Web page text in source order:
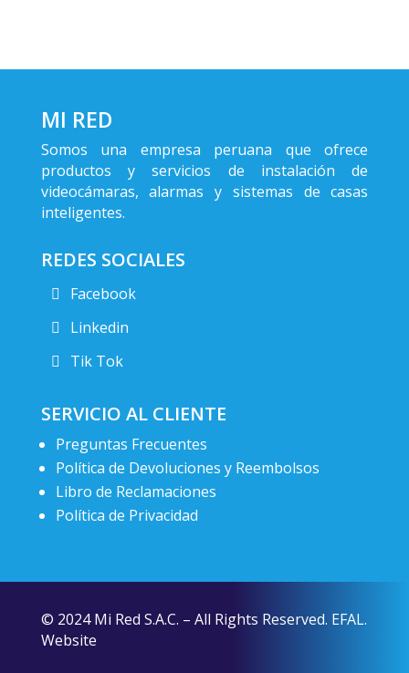
MI RED
Somos una empresa peruana que ofrece
productos y servicios de instalación de
videocámaras, alarmas y sistemas de casas
inteligentes.
REDES SOCIALES
Facebook
Linkedin
Tik Tok
SERVICIO AL CLIENTE
Preguntas Frecuentes
Política de Devoluciones y Reembolsos
Libro de Reclamaciones
Política de Privacidad
© 2024 Mi Red S.A.C. – All Rights Reserved. EFAL.
Website